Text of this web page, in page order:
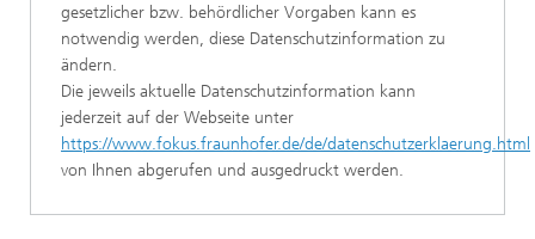
gesetzlicher bzw. behördlicher Vorgaben kann es
notwendig werden, diese Datenschutzinformation zu
ändern.
Die jeweils aktuelle Datenschutzinformation kann
jederzeit auf der Webseite unter
https://www.fokus.fraunhofer.de/de/datenschutzerklaerung.html
von Ihnen abgerufen und ausgedruckt werden.